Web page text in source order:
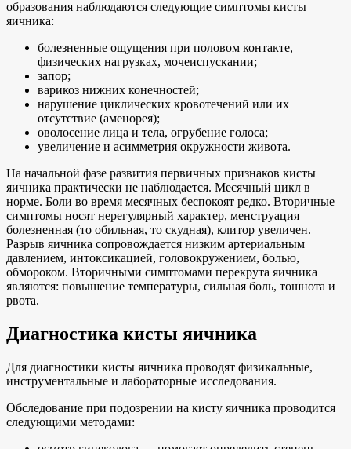
образования наблюдаются следующие симптомы кисты
яичника:
болезненные ощущения при половом контакте,
физических нагрузках, мочеиспускании;
запор;
варикоз нижних конечностей;
нарушение циклических кровотечений или их
отсутствие (аменорея);
оволосение лица и тела, огрубение голоса;
увеличение и асимметрия окружности живота.
На начальной фазе развития первичных признаков кисты
яичника практически не наблюдается. Месячный цикл в
норме. Боли во время месячных беспокоят редко. Вторичные
симптомы носят нерегулярный характер, менструация
болезненная (то обильная, то скудная), клитор увеличен.
Разрыв яичника сопровождается низким артериальным
давлением, интоксикацией, головокружением, болью,
обмороком. Вторичными симптомами перекрута яичника
являются: повышение температуры, сильная боль, тошнота и
рвота.
Диагностика кисты яичника
Для диагностики кисты яичника проводят физикальные,
инструментальные и лабораторные исследования.
Обследование при подозрении на кисту яичника проводится
следующими методами: